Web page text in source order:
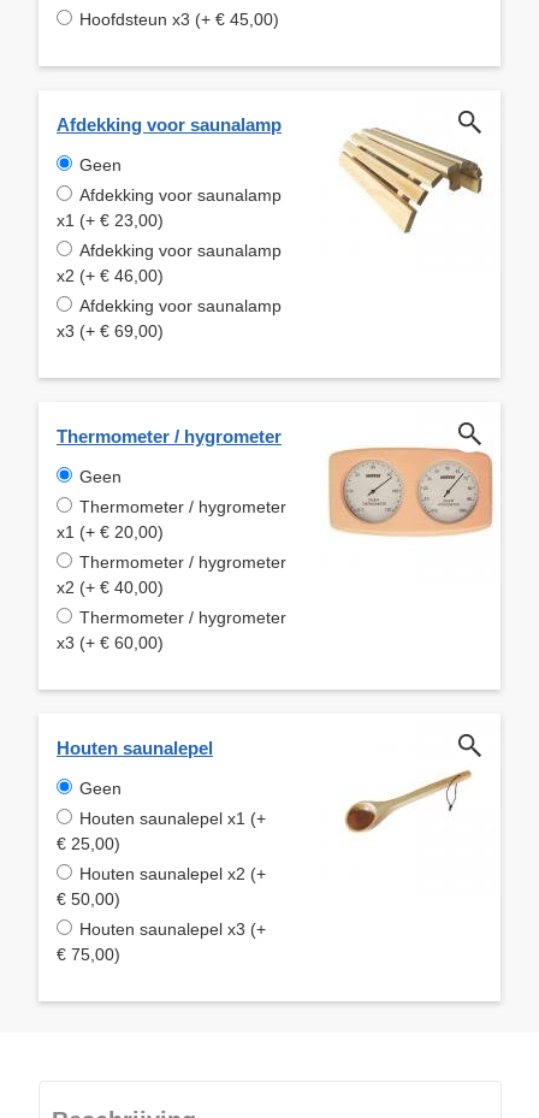
Hoofdsteun x3 (+ € 45,00)
Afdekking voor saunalamp
Geen
Afdekking voor saunalamp
x1 (+ € 23,00)
Afdekking voor saunalamp
x2 (+ € 46,00)
Afdekking voor saunalamp
x3 (+ € 69,00)
Thermometer / hygrometer
Geen
Thermometer / hygrometer
x1 (+ € 20,00)
Thermometer / hygrometer
x2 (+ € 40,00)
Thermometer / hygrometer
x3 (+ € 60,00)
Houten saunalepel
Geen
Houten saunalepel x1 (+
€ 25,00)
Houten saunalepel x2 (+
€ 50,00)
Houten saunalepel x3 (+
€ 75,00)